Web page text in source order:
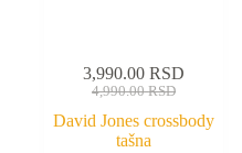
4,990.00RSD
3,990.00RSD
David Jones crossbody
tašna